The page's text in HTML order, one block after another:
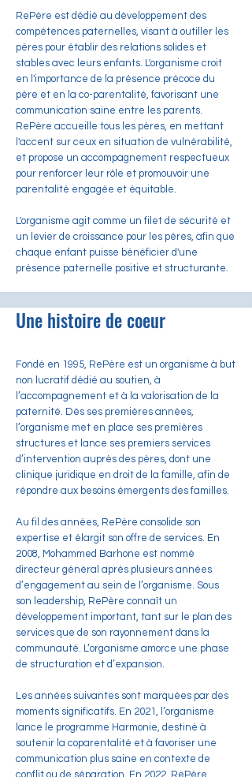
RePère est dédié au développement des
compétences paternelles, visant à outiller les
pères pour établir des relations solides et
stables avec leurs enfants. L'organisme croit
en l'importance de la présence précoce du
père et en la co-parentalité, favorisant une
communication saine entre les parents.
RePère accueille tous les pères, en mettant
l'accent sur ceux en situation de vulnérabilité,
et propose un accompagnement respectueux
pour renforcer leur rôle et promouvoir une
parentalité engagée et équitable.
L'organisme agit comme un filet de sécurité et
un levier de croissance pour les pères, afin que
chaque enfant puisse bénéficier d'une
présence paternelle positive et structurante.
Une histoire de coeur
Fondé en 1995, RePère est un organisme à but
non lucratif dédié au soutien, à
l’accompagnement et à la valorisation de la
paternité. Dès ses premières années,
l’organisme met en place ses premières
structures et lance ses premiers services
d’intervention auprès des pères, dont une
clinique juridique en droit de la famille, afin de
répondre aux besoins émergents des familles.
Au fil des années, RePère consolide son
expertise et élargit son offre de services. En
2008, Mohammed Barhone est nommé
directeur général après plusieurs années
d’engagement au sein de l’organisme. Sous
son leadership, RePère connaît un
développement important, tant sur le plan des
services que de son rayonnement dans la
communauté. L’organisme amorce une phase
de structuration et d’expansion.
Les années suivantes sont marquées par des
moments significatifs. En 2021, l’organisme
lance le programme Harmonie, destiné à
soutenir la coparentalité et à favoriser une
communication plus saine en contexte de
conflit ou de séparation. En 2022, RePère